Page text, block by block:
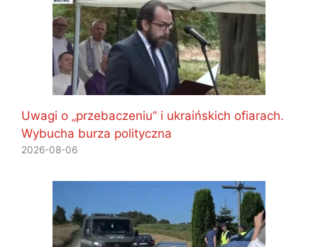
Uwagi o „przebaczeniu” i ukraińskich ofiarach.
Wybucha burza polityczna
2026-08-06